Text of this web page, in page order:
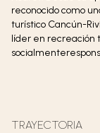
reconocido como
turístico Cancún-
líder en recreación
TRAYECTORIA